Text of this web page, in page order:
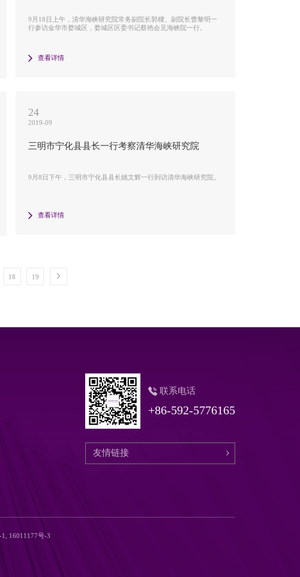
9月18日上午，清华海峡研究院常务副院长郭樑、副院长曹黎明一
行参访金华市婺城区，婺城区区委书记蔡艳会见海峡院一行。
查看详情
24
2019-09
三明市宁化县县长一行考察清华海峡研究院
9月8日下午，三明市宁化县县长姚文辉一行到访清华海峡研究院。
查看详情
18 19
联系电话
+86-592-5776165
16011177号-3